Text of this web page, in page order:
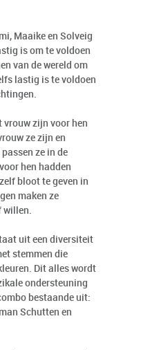
Maaike en Solveig
is om te voldoen
van de wereld om
lastig is te voldoen
vrouw zijn voor hen
ze zijn en
ze in de
hen hadden
bloot te geven in
maken ze
willen.
uit een diversiteit
stemmen die
Dit alles wordt
ondersteuning
bestaande uit:
Schutten en